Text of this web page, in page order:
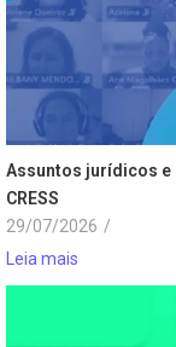
Assuntos jurídicos e
CRESS
29/07/2026 /
Leia mais